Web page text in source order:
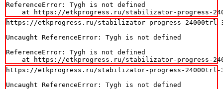
ReferenceError: Tygh is not defined
at https://etkprogress.ru/stabilizator-progress-
https://etkprogress.ru/stabilizator-progress-24000trl-3/
Uncaught ReferenceError: Tygh is not defined
ReferenceError: Tygh is not defined
at https://etkprogress.ru/stabilizator-progress-
https://etkprogress.ru/stabilizator-progress-24000trl-3/
Uncaught ReferenceError: Tygh is not defined